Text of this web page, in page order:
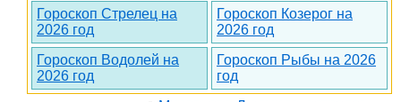
Гороскоп Стрелец на
2026 год
Гороскоп Козерог на
2026 год
Гороскоп Водолей на
2026 год
Гороскоп Рыбы на 2026
год